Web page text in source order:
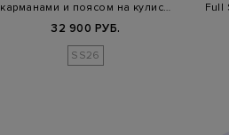
карманами и поясом на кулис…
32 900 РУБ.
SS26
Full